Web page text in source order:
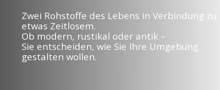
Zwei Rohstoffe des Lebens in Verbindung zu
etwas Zeitlosem.
Ob modern, rustikal oder antik –
Sie entscheiden, wie Sie Ihre Umgebung
gestalten wollen.